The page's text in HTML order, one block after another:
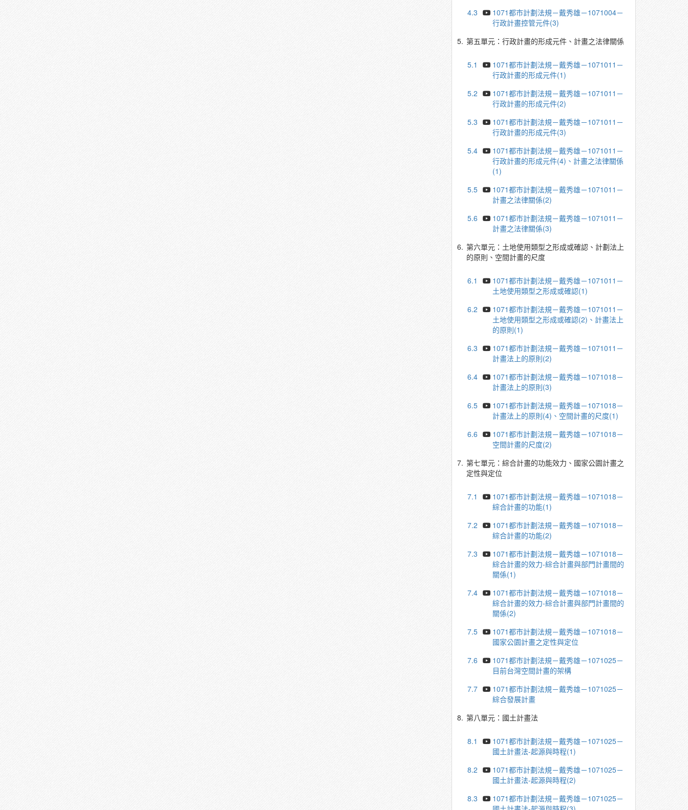
4.3
1071都市計劃法規－戴秀雄－1071004－
行政計畫控管元件(3)
5. 第五單元：行政計畫的形成元件、計畫之法律關係
5.1
1071都市計劃法規－戴秀雄－1071011－
行政計畫的形成元件(1)
5.2
1071都市計劃法規－戴秀雄－1071011－
行政計畫的形成元件(2)
5.3
1071都市計劃法規－戴秀雄－1071011－
行政計畫的形成元件(3)
5.4
1071都市計劃法規－戴秀雄－1071011－
行政計畫的形成元件(4)、計畫之法律關係
(1)
5.5
1071都市計劃法規－戴秀雄－1071011－
計畫之法律關係(2)
5.6
1071都市計劃法規－戴秀雄－1071011－
計畫之法律關係(3)
6. 第六單元：土地使用類型之形成或確認、計劃法上
的原則、空間計畫的尺度
6.1
1071都市計劃法規－戴秀雄－1071011－
土地使用類型之形成或確認(1)
6.2
1071都市計劃法規－戴秀雄－1071011－
土地使用類型之形成或確認(2)、計畫法上
的原則(1)
6.3
1071都市計劃法規－戴秀雄－1071011－
計畫法上的原則(2)
6.4
1071都市計劃法規－戴秀雄－1071018－
計畫法上的原則(3)
6.5
1071都市計劃法規－戴秀雄－1071018－
計畫法上的原則(4)、空間計畫的尺度(1)
6.6
1071都市計劃法規－戴秀雄－1071018－
空間計畫的尺度(2)
7. 第七單元：綜合計畫的功能效力、國家公園計畫之
定性與定位
7.1
1071都市計劃法規－戴秀雄－1071018－
綜合計畫的功能(1)
7.2
1071都市計劃法規－戴秀雄－1071018－
綜合計畫的功能(2)
7.3
1071都市計劃法規－戴秀雄－1071018－
綜合計畫的效力-綜合計畫與部門計畫間的
關係(1)
7.4
1071都市計劃法規－戴秀雄－1071018－
綜合計畫的效力-綜合計畫與部門計畫間的
關係(2)
7.5
1071都市計劃法規－戴秀雄－1071018－
國家公園計畫之定性與定位
7.6
1071都市計劃法規－戴秀雄－1071025－
目前台灣空間計畫的架構
7.7
1071都市計劃法規－戴秀雄－1071025－
綜合發展計畫
8. 第八單元：國土計畫法
8.1
1071都市計劃法規－戴秀雄－1071025－
國土計畫法-起源與時程(1)
8.2
1071都市計劃法規－戴秀雄－1071025－
國土計畫法-起源與時程(2)
8.3
1071都市計劃法規－戴秀雄－1071025－